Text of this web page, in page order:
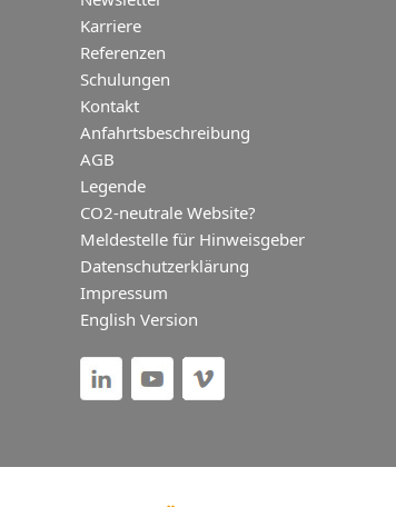
Karriere
Referenzen
Schulungen
Kontakt
Anfahrtsbeschreibung
AGB
Legende
CO2-neutrale Website?
Meldestelle für Hinweisgeber
Datenschutzerklärung
Impressum
English Version